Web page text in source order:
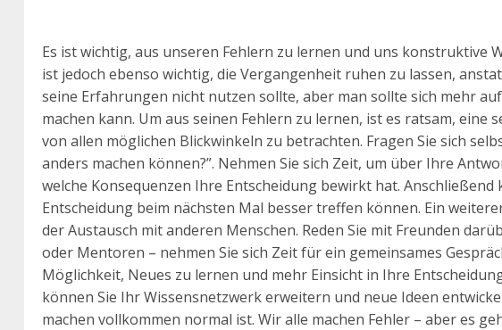
Es ist wichtig, aus unseren Fehlern zu lernen und uns konstruktive
ist jedoch ebenso wichtig, die Vergangenheit ruhen zu lassen,
seine Erfahrungen nicht nutzen sollte, aber man sollte sich mehr
machen kann. Um aus seinen Fehlern zu lernen, ist es ratsam,
von allen möglichen Blickwinkeln zu betrachten. Fragen Sie sich
anders machen können?”. Nehmen Sie sich Zeit, um über Ihre
welche Konsequenzen Ihre Entscheidung bewirkt hat. Anschließend
Entscheidung beim nächsten Mal besser treffen können. Ein
der Austausch mit anderen Menschen. Reden Sie mit Freunden
oder Mentoren – nehmen Sie sich Zeit für ein gemeinsames
Möglichkeit, Neues zu lernen und mehr Einsicht in Ihre
können Sie Ihr Wissensnetzwerk erweitern und neue Ideen
machen vollkommen normal ist. Wir alle machen Fehler – aber es